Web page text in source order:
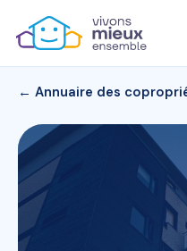
← Annuaire des